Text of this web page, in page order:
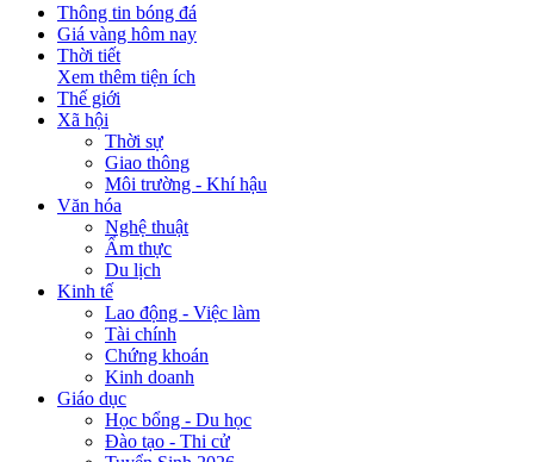
Thông tin bóng đá
Giá vàng hôm nay
Thời tiết
Xem thêm tiện ích
Thế giới
Xã hội
Thời sự
Giao thông
Môi trường - Khí hậu
Văn hóa
Nghệ thuật
Ẩm thực
Du lịch
Kinh tế
Lao động - Việc làm
Tài chính
Chứng khoán
Kinh doanh
Giáo dục
Học bổng - Du học
Đào tạo - Thi cử